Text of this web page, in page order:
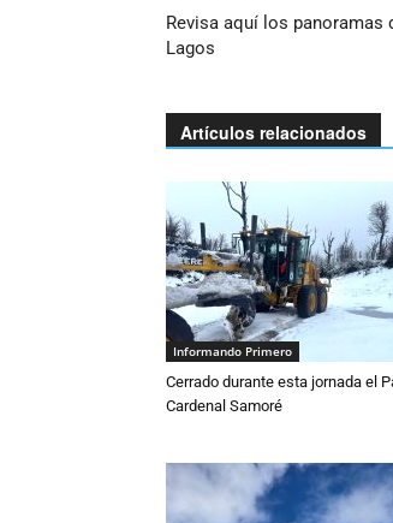
Revisa aquí los panoramas
Lagos
Artículos relacionados
Informando Primero
Cerrado durante esta jornada el
Cardenal Samoré